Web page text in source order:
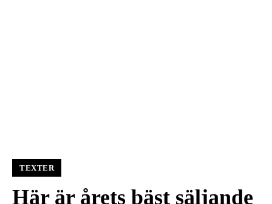
TEXTER
Här är årets bäst säljande